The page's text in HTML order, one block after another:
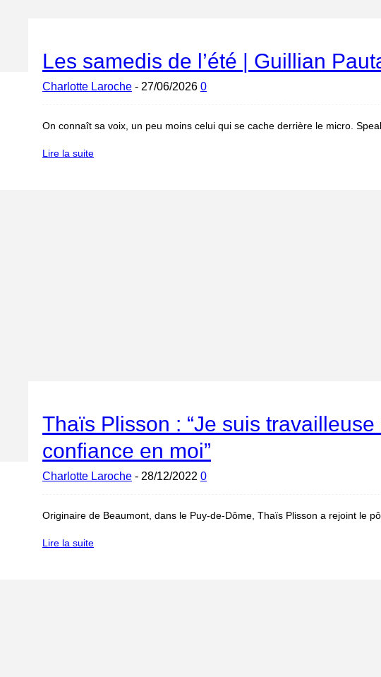
Les samedis de l’été | Guillian
Charlotte Laroche - 27/06/2026 0
On connaît sa voix, un peu moins celui qui se cache derrière le micro.
Lire la suite
Thaïs Plisson : “Je suis
confiance en moi”
Charlotte Laroche - 28/12/2022 0
Originaire de Beaumont, dans le Puy-de-Dôme, Thaïs Plisson a rejoint le
Lire la suite